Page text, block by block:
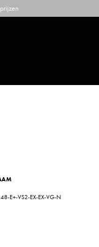
E+-VS2-EX-EX-VG-N